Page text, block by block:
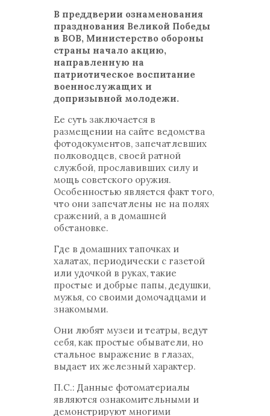
В преддверии ознаменования
празднования Великой Победы
в ВОВ, Министерство обороны
страны начало акцию,
направленную на
патриотическое воспитание
военнослужащих и
допризывной молодежи.
Ее суть заключается в
размещении на сайте ведомства
фотодокументов, запечатлевших
полководцев, своей ратной
службой, прославивших силу и
мощь советского оружия.
Особенностью является факт того,
что они запечатлены не на полях
сражений, а в домашней
обстановке.
Где в домашних тапочках и
халатах, периодически с газетой
или удочкой в руках, такие
простые и добрые папы, дедушки,
мужья, со своими домочадцами и
знакомыми.
Они любят музеи и театры, ведут
себя, как простые обыватели, но
стальное выражение в глазах,
выдает их железный характер.
П.С.: Данные фотоматериалы
являются ознакомительными и
демонстрируют многими